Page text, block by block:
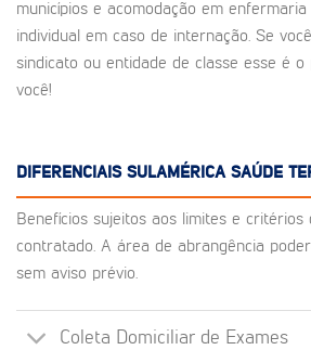
municípios e acomodação em
individual em caso de internação. Se
sindicato ou entidade de classe esse é o
você!
DIFERENCIAIS SULAMÉRICA SAÚDE
Benefícios sujeitos aos limites e critérios
contratado. A área de abrangência
sem aviso prévio.
Coleta Domiciliar de Exames